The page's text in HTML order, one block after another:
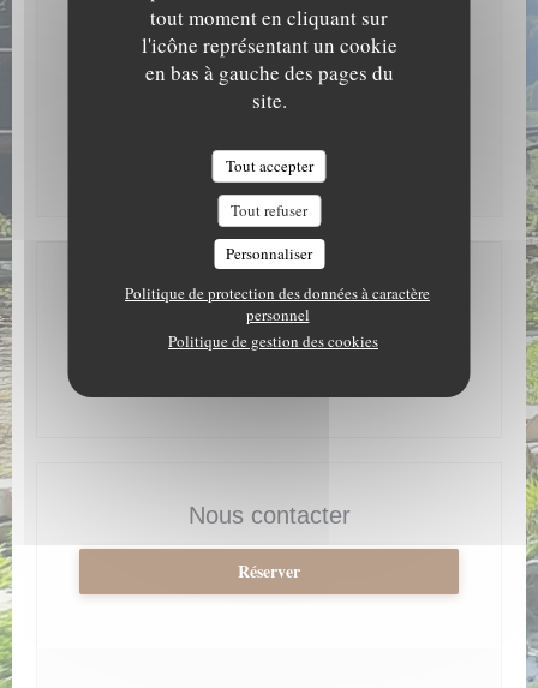
tout moment en cliquant sur
l'icône représentant un cookie
en bas à gauche des pages du
site.
Tout accepter
Tout refuser
Personnaliser
Politique de protection des données à caractère
personnel
Politique de gestion des cookies
12h00 - 13h45
* Uniquement sur réservation
Adresse
1400 route de l'ormay 73260 Avanchers (Les)
((ouvre une
Nous contacter
Réserver